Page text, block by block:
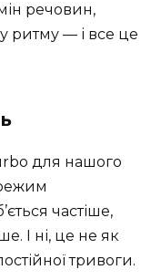
речовин,
ритму — і все це
для нашого
частіше,
І ні, це не як
тривоги.